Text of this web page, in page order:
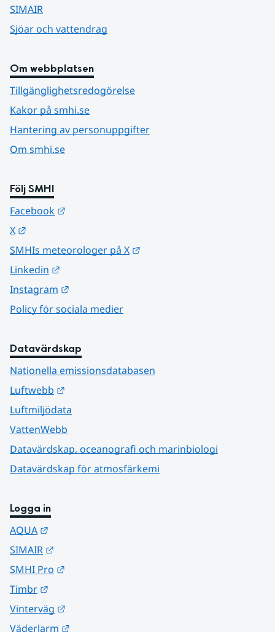
SIMAIR
Sjöar och vattendrag
Om webbplatsen
Tillgänglighetsredogörelse
Kakor på smhi.se
Hantering av personuppgifter
Om smhi.se
Följ SMHI
Facebook
X
SMHIs meteorologer på X
Linkedin
Instagram
Policy för sociala medier
Datavärdskap
Nationella emissionsdatabasen
Luftwebb
Luftmiljödata
VattenWebb
Datavärdskap, oceanografi och marinbiologi
Datavärdskap för atmosfärkemi
Logga in
AQUA
SIMAIR
SMHI Pro
Timbr
Vinterväg
Väderlarm